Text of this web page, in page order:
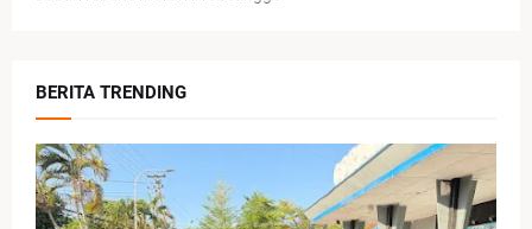
BERITA TRENDING